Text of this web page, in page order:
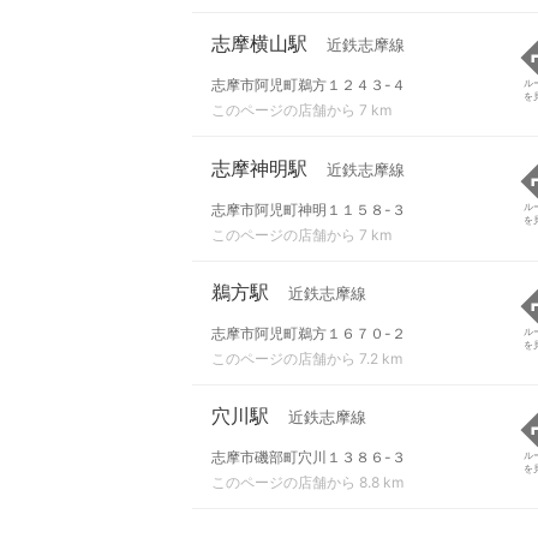
志摩横山駅 近鉄志摩線
志摩市阿児町鵜方１２４３-４
このページの店舗から 7 km
ル
を
志摩神明駅 近鉄志摩線
志摩市阿児町神明１１５８-３
このページの店舗から 7 km
ル
を
鵜方駅 近鉄志摩線
志摩市阿児町鵜方１６７０-２
このページの店舗から 7.2 km
ル
を
穴川駅 近鉄志摩線
志摩市磯部町穴川１３８６-３
このページの店舗から 8.8 km
ル
を